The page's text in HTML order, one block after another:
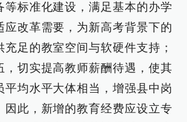
等标准化建设，满足基本的办学
应改革需要，为新高考背景下的
足的教室空间与软硬件支持；
，切实提高教师薪酬待遇，使其
平均水平大体相当，增强县中岗
因此，新增的教育经费应设立专